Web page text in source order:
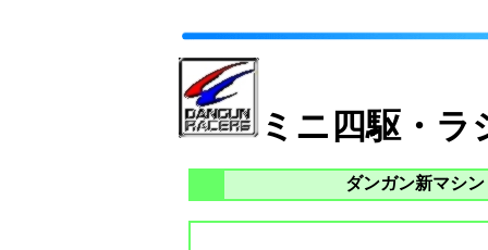
ミニ四駆・
ダンガン新マシ